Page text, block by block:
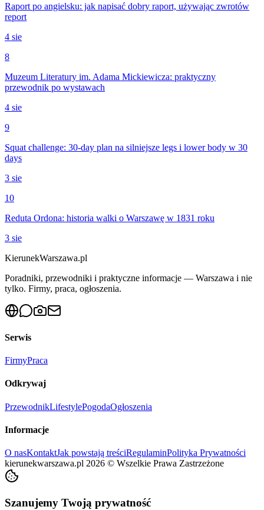
Raport po angielsku: jak napisać dobry raport, używając zwrotów
report
4 sie
8
Muzeum Literatury im. Adama Mickiewicza: praktyczny
przewodnik po wystawach
4 sie
9
Squat challenge: 30-day plan na silniejsze legs i lower body w 30
days
3 sie
10
Reduta Ordona: historia walki o Warszawę w 1831 roku
3 sie
KierunekWarszawa.pl
Poradniki, przewodniki i praktyczne informacje — Warszawa i nie
tylko. Firmy, praca, ogłoszenia.
Serwis
FirmyPraca
Odkrywaj
PrzewodnikLifestylePogodaOgłoszenia
Informacje
O nasKontaktJak powstają treściRegulaminPolityka Prywatności
kierunekwarszawa.pl 2026 © Wszelkie Prawa Zastrzeżone
Szanujemy Twoją prywatność